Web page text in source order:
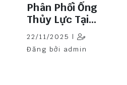
Phân Phối Ống
Thủy Lực Tại
Đắk Lắk
22/11/2025 |
Đăng bởi admin